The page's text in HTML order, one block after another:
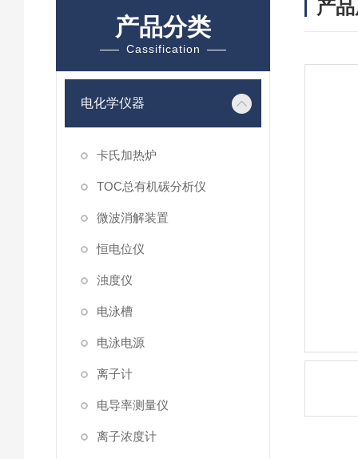
产品分类
Cassification
电化学仪器
卡氏加热炉
TOC总有机碳分析仪
微波消解装置
恒电位仪
浊度仪
电泳槽
电泳电源
离子计
电导率测量仪
离子浓度计
产